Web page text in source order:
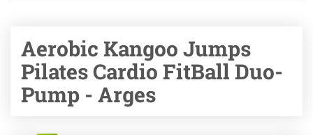
Aerobic Kangoo Jumps
Pilates Cardio FitBall Duo-
Pump - Arges